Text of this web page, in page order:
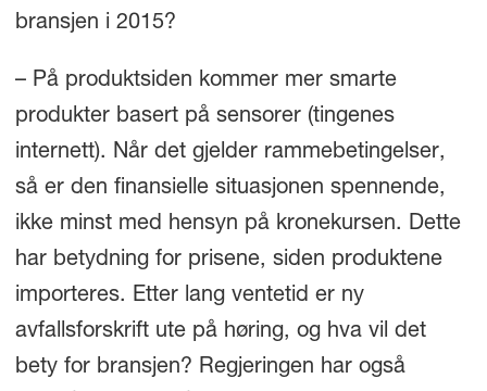
bransjen i 2015?
– På produktsiden kommer mer smarte
produkter basert på sensorer (tingenes
internett). Når det gjelder rammebetingelser,
så er den finansielle situasjonen spennende,
ikke minst med hensyn på kronekursen. Dette
har betydning for prisene, siden produktene
importeres. Etter lang ventetid er ny
avfallsforskrift ute på høring, og hva vil det
bety for bransjen? Regjeringen har også